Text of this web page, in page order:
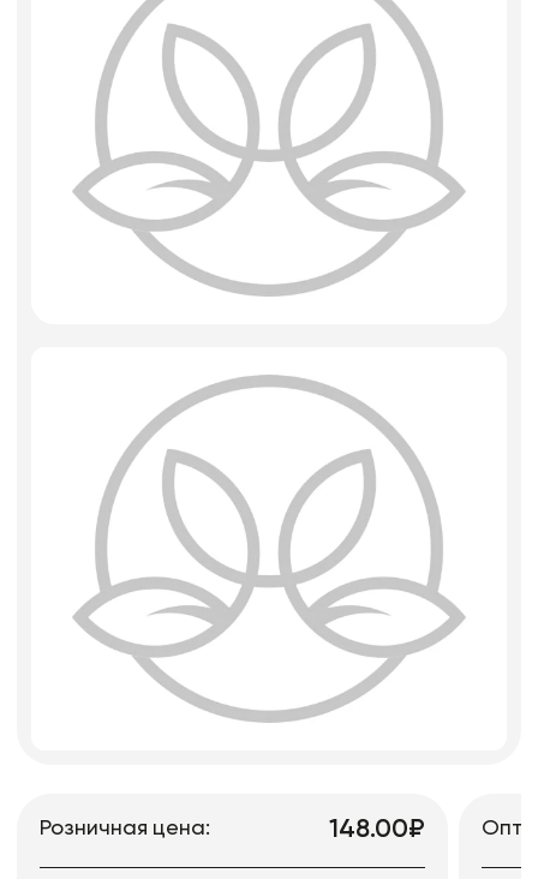
Игрушки мягкие
Сухоцветы
Розничная цена: 148.00₽